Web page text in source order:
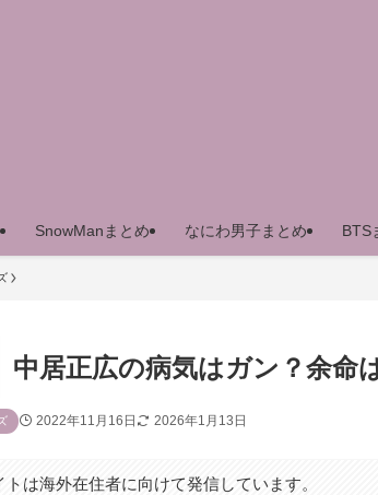
SnowManまとめ なにわ男子まとめ BTS
中居正広の病気はガン？余命
2022年11月16日 2026年1月13日
トは海外在住者に向けて発信しています。